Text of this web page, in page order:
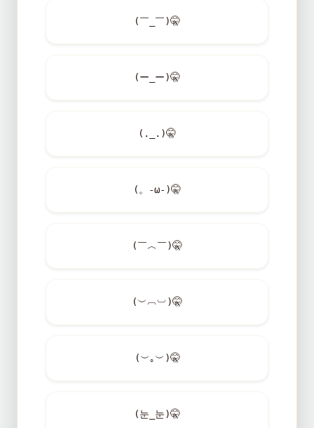
(￣_￣)🤫
(ー_ー)🤫
(._.)🤫
(。-ω-)🤫
(￣︿￣)🤫
(︶︹︺)🤫
(︶｡︶)🤫
(눈_눈)🤫